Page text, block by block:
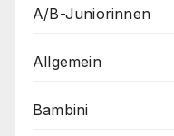
A/B-Juniorinnen
Allgemein
Bambini